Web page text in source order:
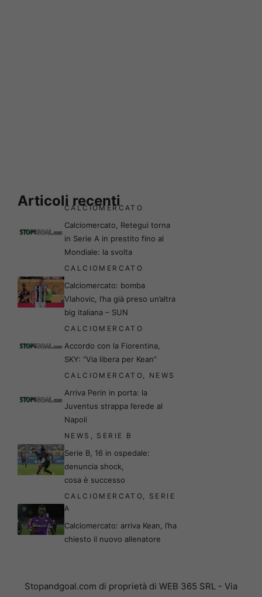
Articoli recenti
CALCIOMERCATO
Calciomercato, Retegui torna
in Serie A in prestito fino al
Mondiale: la svolta
CALCIOMERCATO
Calciomercato: bomba
Vlahovic, l’ha già preso un’altra
big italiana – SUN
CALCIOMERCATO
Accordo con la Fiorentina,
SKY: “Via libera per Kean”
CALCIOMERCATO NEWS
Arriva Perin in porta: la
Juventus strappa l’erede al
Napoli
NEWS SERIE B
Serie B, 16 in ospedale:
denuncia shock,
cosa è successo
CALCIOMERCATO
SERIE
A
Calciomercato: arriva Kean, l’ha
chiesto il nuovo allenatore
Stopandgoal.com di proprietà di WEB 365 SRL - Via